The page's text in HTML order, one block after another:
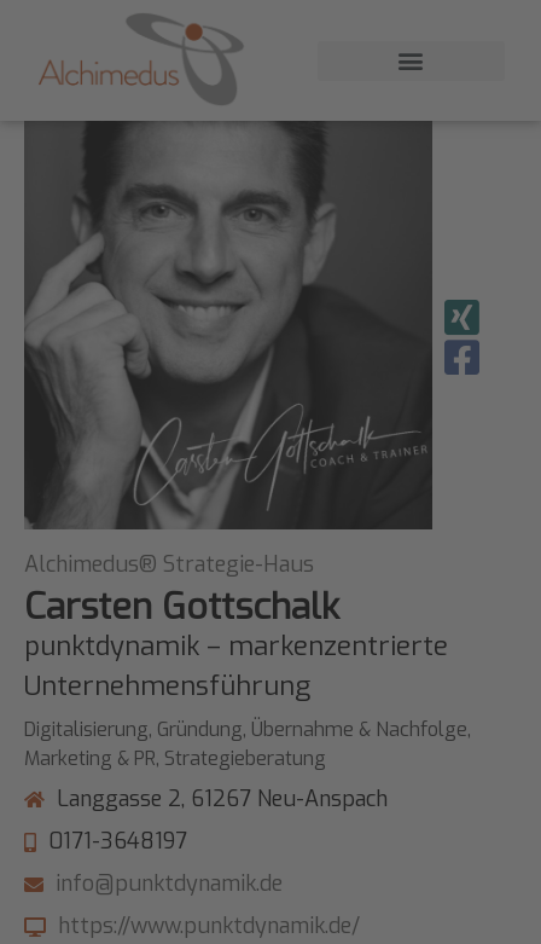
Alchimedus® Strategie-Haus
Carsten Gottschalk
punktdynamik – markenzentrierte
Unternehmensführung
Digitalisierung, Gründung, Übernahme & Nachfolge,
Marketing & PR, Strategieberatung
Langgasse 2, 61267 Neu-Anspach
0171-3648197
info@punktdynamik.de
https://www.punktdynamik.de/